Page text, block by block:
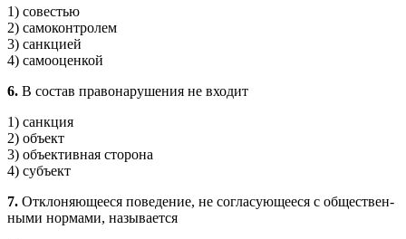
1) совестью
2) самоконтролем
3) санкцией
4) самооценкой
6. В состав правонарушения не входит
1) санкция
2) объект
3) объективная сторона
4) субъект
7. Отклоняющееся поведение, не согласующееся с обществен­
ными нормами, называется